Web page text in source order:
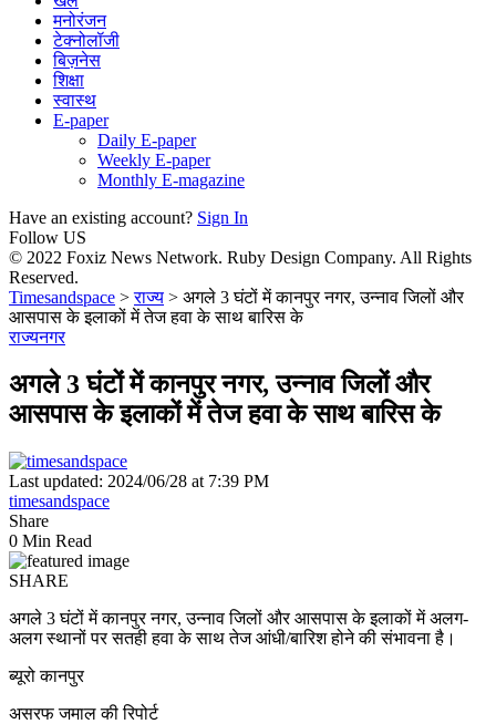
मनोरंजन
टेक्नोलॉजी
बिज़नेस
शिक्षा
स्वास्थ
E-paper
Daily E-paper
Weekly E-paper
Monthly E-magazine
Have an existing account? Sign In
Follow US
© 2022 Foxiz News Network. Ruby Design Company. All Rights
Reserved.
Timesandspace >राज्य > अगले 3 घंटों में कानपुर नगर, उन्नाव जिलों और
आसपास के इलाकों में तेज हवा के साथ बारिस के
राज्यनगर
अगले 3 घंटों में कानपुर नगर, उन्नाव जिलों और
आसपास के इलाकों में तेज हवा के साथ बारिस के
Last updated: 2024/06/28 at 7:39 PM
timesandspace
Share
0 Min Read
SHARE
अगले 3 घंटों में कानपुर नगर, उन्नाव जिलों और आसपास के इलाकों में अलग-
अलग स्थानों पर सतही हवा के साथ तेज आंधी/बारिश होने की संभावना है।
ब्यूरो कानपुर
असरफ जमाल की रिपोर्ट